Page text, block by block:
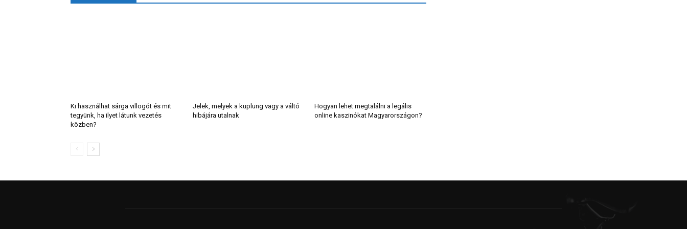
Ki használhat sárga villogót és mit
tegyünk, ha ilyet látunk vezetés
közben?
Jelek, melyek a kuplung vagy a váltó
hibájára utalnak
Hogyan lehet megtalálni a legális
online kaszinókat Magyarországon?